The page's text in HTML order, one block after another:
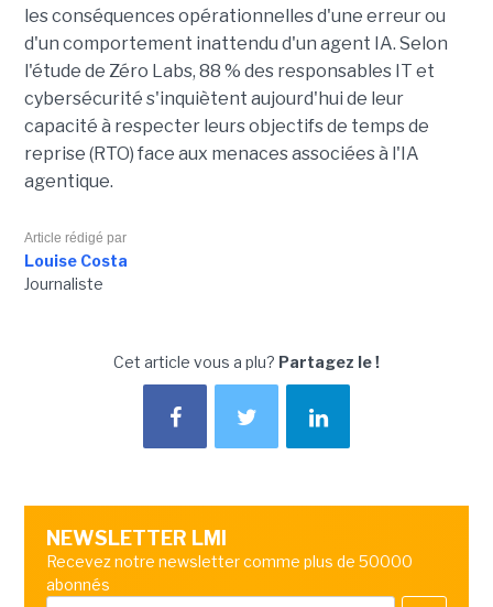
les conséquences opérationnelles d'une erreur ou
d'un comportement inattendu d'un agent IA. Selon
l'étude de Zéro Labs, 88 % des responsables IT et
cybersécurité s'inquiètent aujourd'hui de leur
capacité à respecter leurs objectifs de temps de
reprise (RTO) face aux menaces associées à l'IA
agentique.
Article rédigé par
Louise Costa
Journaliste
Cet article vous a plu? Partagez le !
NEWSLETTER LMI
Recevez notre newsletter comme plus de 50000
abonnés